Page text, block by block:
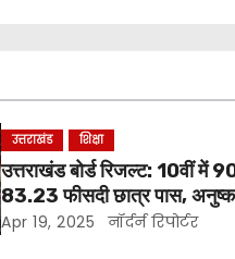
उत्तराखंड शिक्षा
उत्तराखंड बोर्ड रिजल्ट: 10वीं में
83.23 फीसदी छात्र पास,
चौहान बने टॉपर.
Apr 19, 2025 नॉर्दर्न रिपोर्टर